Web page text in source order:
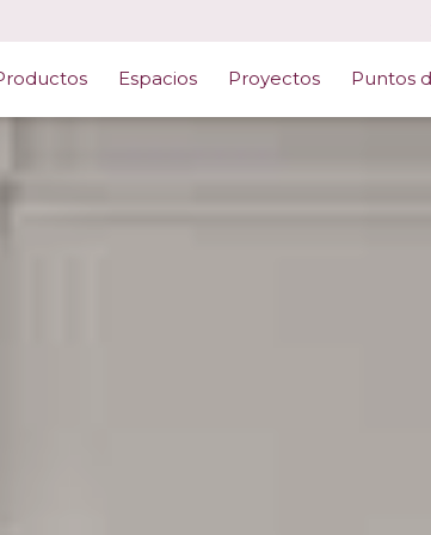
Espacios Proyectos Puntos